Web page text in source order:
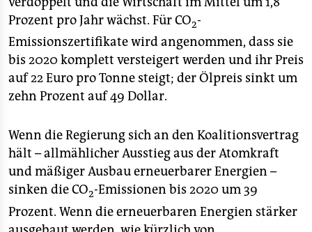
Prozent pro Jahr wächst. Für CO2-
Emissionszertifikate wird angenommen, dass sie
bis 2020 komplett versteigert werden und ihr Preis
auf 22 Euro pro Tonne steigt; der Ölpreis sinkt um
zehn Prozent auf 49 Dollar.
Wenn die Regierung sich an den Koalitionsvertrag
hält – allmählicher Ausstieg aus der Atomkraft
und mäßiger Ausbau erneuerbarer Energien –
sinken die CO2-Emissionen bis 2020 um 39
Prozent. Wenn die erneuerbaren Energien stärker